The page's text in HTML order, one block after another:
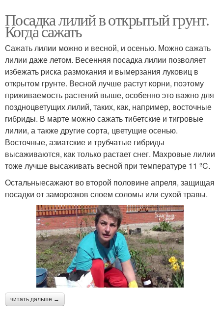
Посадка лилий в открытый грунт.
Когда сажать
Сажать лилии можно и весной, и осенью. Можно сажать
лилии даже летом. Весенняя посадка лилии позволяет
избежать риска размокания и вымерзания луковиц в
открытом грунте. Весной лучше растут корни, поэтому
приживаемость растений выше, особенно это важно для
поздноцветущих лилий, таких, как, например, восточные
гибриды. В марте можно сажать тибетские и тигровые
лилии, а также другие сорта, цветущие осенью.
Восточные, азиатские и трубчатые гибриды
высаживаются, как только растает снег. Махровые лилии
тоже лучше высаживать весной при температуре 11 ºC.
Остальныесажают во второй половине апреля, защищая
посадки от заморозков слоем соломы или сухой травы.
читать дальше →